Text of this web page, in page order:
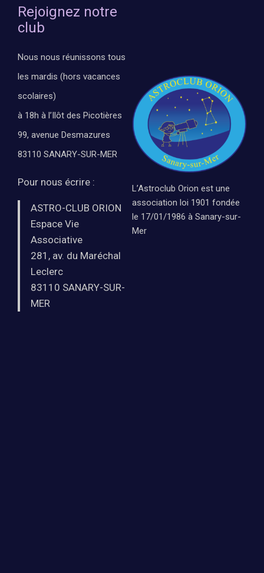
Rejoignez notre
club
Nous nous réunissons tous
les mardis (hors vacances
scolaires)
à 18h à l’Ilôt des Picotières
99, avenue Desmazures
83110 SANARY-SUR-MER
Pour nous écrire :
ASTRO-CLUB ORION
Espace Vie
Associative
281, av. du Maréchal
Leclerc
83110 SANARY-SUR-
MER
L’Astroclub Orion est une
association loi 1901 fondée
le 17/01/1986 à Sanary-sur-
Mer